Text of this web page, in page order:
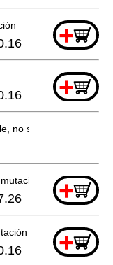
+
+
no se puede pedir
+
+